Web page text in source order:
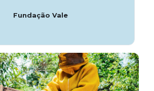
Fundação Vale